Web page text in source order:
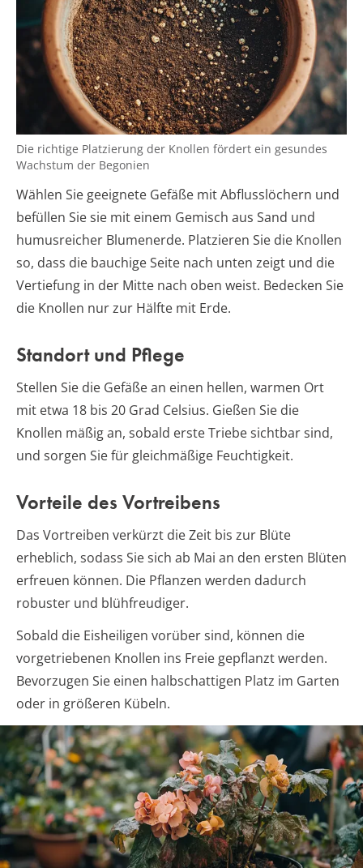
Die richtige Platzierung der Knollen fördert ein gesundes
Wachstum der Begonien
Wählen Sie geeignete Gefäße mit Abflusslöchern und
befüllen Sie sie mit einem Gemisch aus Sand und
humusreicher Blumenerde. Platzieren Sie die Knollen
so, dass die bauchige Seite nach unten zeigt und die
Vertiefung in der Mitte nach oben weist. Bedecken Sie
die Knollen nur zur Hälfte mit Erde.
Standort und Pflege
Stellen Sie die Gefäße an einen hellen, warmen Ort
mit etwa 18 bis 20 Grad Celsius. Gießen Sie die
Knollen mäßig an, sobald erste Triebe sichtbar sind,
und sorgen Sie für gleichmäßige Feuchtigkeit.
Vorteile des Vortreibens
Das Vortreiben verkürzt die Zeit bis zur Blüte
erheblich, sodass Sie sich ab Mai an den ersten Blüten
erfreuen können. Die Pflanzen werden dadurch
robuster und blühfreudiger.
Sobald die Eisheiligen vorüber sind, können die
vorgetriebenen Knollen ins Freie gepflanzt werden.
Bevorzugen Sie einen halbschattigen Platz im Garten
oder in größeren Kübeln.